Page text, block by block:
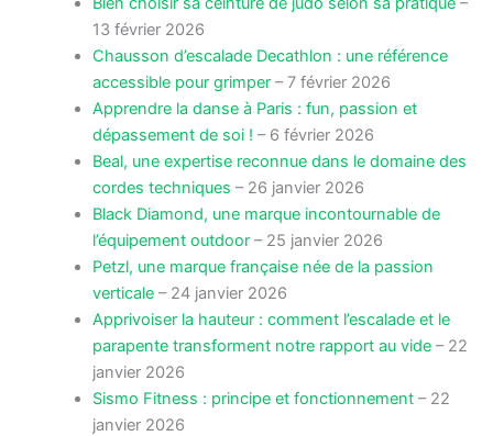
13 février 2026
Chausson d’escalade Decathlon : une référence
accessible pour grimper– 7 février 2026
Apprendre la danse à Paris : fun, passion et
dépassement de soi ! – 6 février 2026
Beal, une expertise reconnue dans le domaine des
cordes techniques – 26 janvier 2026
Black Diamond, une marque incontournable de
l’équipement outdoor– 25 janvier 2026
Petzl, une marque française née de la passion
verticale– 24 janvier 2026
Apprivoiser la hauteur : comment l’escalade et le
parapente transforment notre rapport au vide– 22
janvier 2026
Sismo Fitness : principe et fonctionnement– 22
janvier 2026